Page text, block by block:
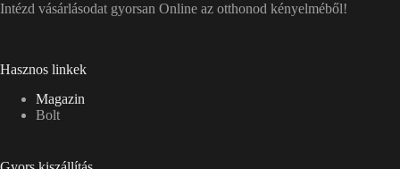
Intézd vásárlásodat gyorsan Online az otthonod kényelméből!
Hasznos linkek
Magazin
Bolt